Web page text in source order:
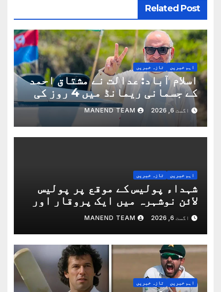
Related Post
اہم خبریں تازہ خبریں
اسلام آباد: عدالت نے مشتاق احمد
کے جسمانی ریمانڈ میں 4 روز کی
توسیع کردی
اگست 6, 2026 MANEND TEAM
اہم خبریں تازہ خبریں
شہداء پولیس کے موقع پر پولیس
لائن نوشہرہ میں ایک پروقار اور
باوقار مرکزی تقریب منعقد ہوا
اگست 6, 2026 MANEND TEAM
اہم خبریں تازہ خبریں